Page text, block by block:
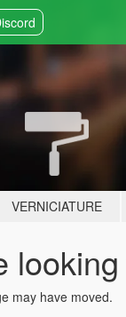
VERNICIATURE
may have moved.